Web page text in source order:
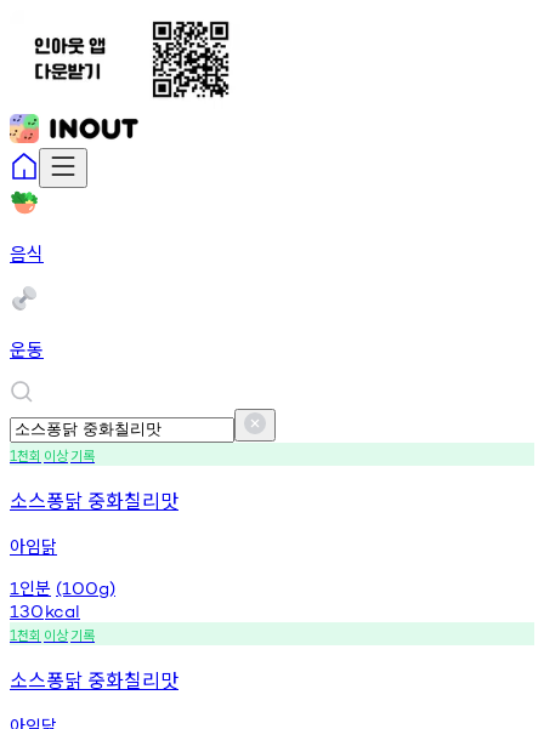
음식
운동
1천회 이상기록
소스퐁닭 중화칠리맛
아임닭
1 인분 (100g)
130kcal
1천회 이상기록
소스퐁닭 중화칠리맛